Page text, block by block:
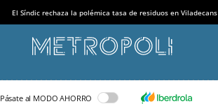
El Síndic rechaza la polémica tasa de residuos en Viladecans
Pásate al MODO AHORRO